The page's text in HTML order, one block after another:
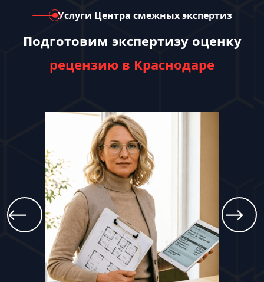
Услуги Центра смежных экспертиз
Подготовим экспертизу оценку
рецензию в Краснодаре